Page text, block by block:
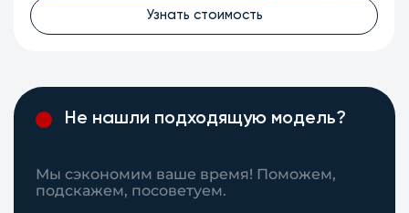
Узнать стоимость
Не нашли подходящую модель?
Мы сэкономим ваше время! Поможем,
подскажем, посоветуем.